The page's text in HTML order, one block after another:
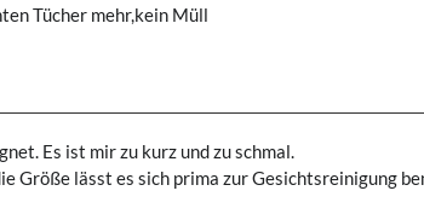
Tücher mehr,kein Müll
Es ist mir zu kurz und zu schmal.
Größe lässt es sich prima zur Gesichtsreinigung